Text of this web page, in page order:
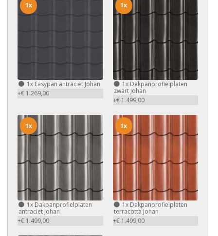
1x Easypan antraciet Johan
+€ 1.269,00
1x
1xDakpanprofielplaten
zwart Johan
+€ 1.499,00
1x
1x Dakpanprofielplaten
antraciet Johan
+€ 1.499,00
1x
1xDakpanprofielplaten
terracotta Johan
+€ 1.499,00
1x